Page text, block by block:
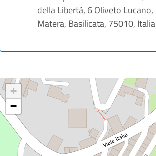
della Libertà, 6 Oliveto Lucano,
Matera, Basilicata, 75010, Italia
+
−